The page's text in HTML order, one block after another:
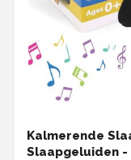
Kalmerende
Slaapgeluiden -